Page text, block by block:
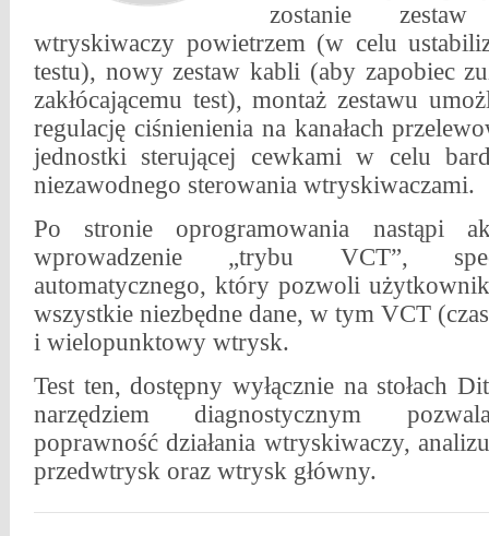
zostanie
wtryskiwaczy powietrzem (w celu
testu), nowy zestaw kabli (aby zapobiec
zakłócającemu test), montaż zestawu
regulację ciśnienienia na kanałach
jednostki sterującej cewkami w celu
niezawodnego sterowania wtryskiwaczami.
Po stronie oprogramowania nastąpi
wprowadzenie „trybu VCT”,
automatycznego, który pozwoli
wszystkie niezbędne dane, w tym VCT
i wielopunktowy wtrysk.
Test ten, dostępny wyłącznie na stołach
narzędziem diagnostycznym
poprawność działania wtryskiwaczy,
przedwtrysk oraz wtrysk główny.